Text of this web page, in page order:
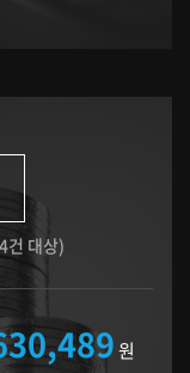
건 대상)
원